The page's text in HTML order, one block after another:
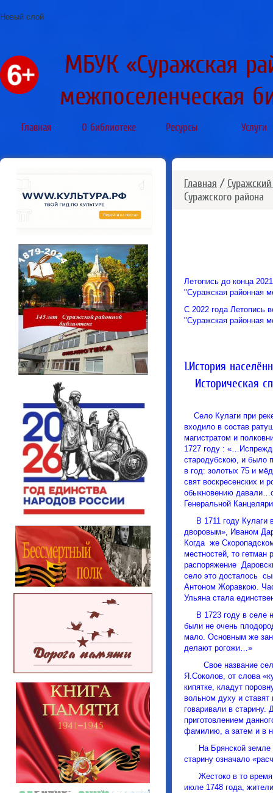
МБУК «Суражская
межпоселенческая
Главная О библиотеке Ресурсы Услуги
Новый слой
Главная /
Суражского района
Летопись до конца
"Суражская районная
C 2022 года Летопись
"Суражская районная
1.История
Историческая
Село Кулаги при
входило в состав
магистратом и
1727 году :
стародубскою, и было
в год: золотых 75 и
свят воскресенских и
обыкновению
Генеральной
В 1711 году Кулаги
дворовым», Иваном
Когда же
местностей, то гетман
распоряжение
село это досталось
Антоном Жоравкою.
Ульяна стала
В 1723 году в селе
были не очень
мало. Основным же
делают рогожи…»
Свое название село
Я.Соколов, от слова
кипятке, кладут
вольном духу и
говаривали в
приготовлением
фамилию, а затем и в
На Брянской земле и
старину означало
Жестоко в то время
июле 1748 года,